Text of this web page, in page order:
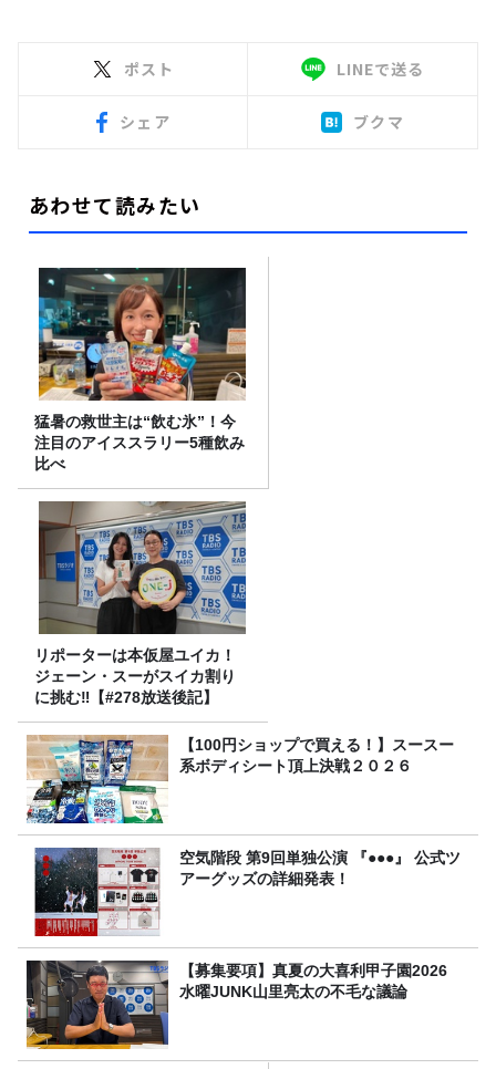
ポスト LINEで送る
シェア ブクマ
あわせて読みたい
猛暑の救世主は“飲む氷”！今
注目のアイススラリー5種飲み
比べ
リポーターは本仮屋ユイカ！
ジェーン・スーがスイカ割り
に挑む‼【#278放送後記】
【100円ショップで買える！】スースー
系ボディシート頂上決戦２０２６
空気階段 第9回単独公演 『●●●』 公式ツ
アーグッズの詳細発表！
【募集要項】真夏の大喜利甲子園2026
水曜JUNK山里亮太の不毛な議論